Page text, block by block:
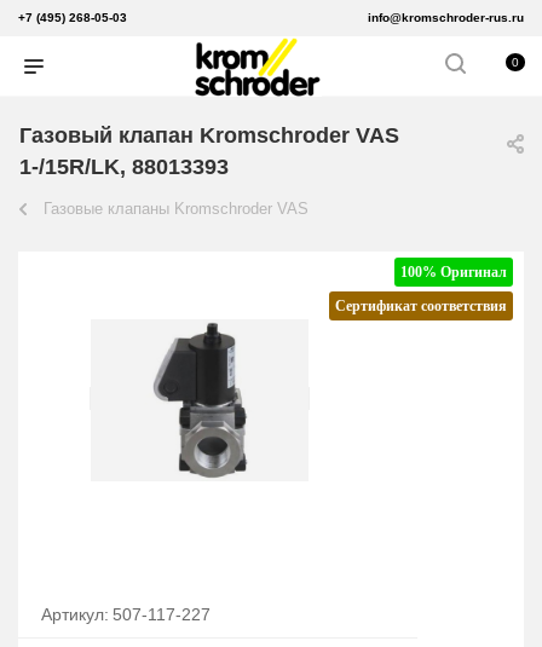
+7 (495) 268-05-03 info@kromschroder-rus.ru
0
Газовый клапан Kromschroder VAS
1-/15R/LK, 88013393
Газовые клапаны Kromschroder VAS
100% Оригинал
Сертификат соответствия
Артикул: 507-117-227